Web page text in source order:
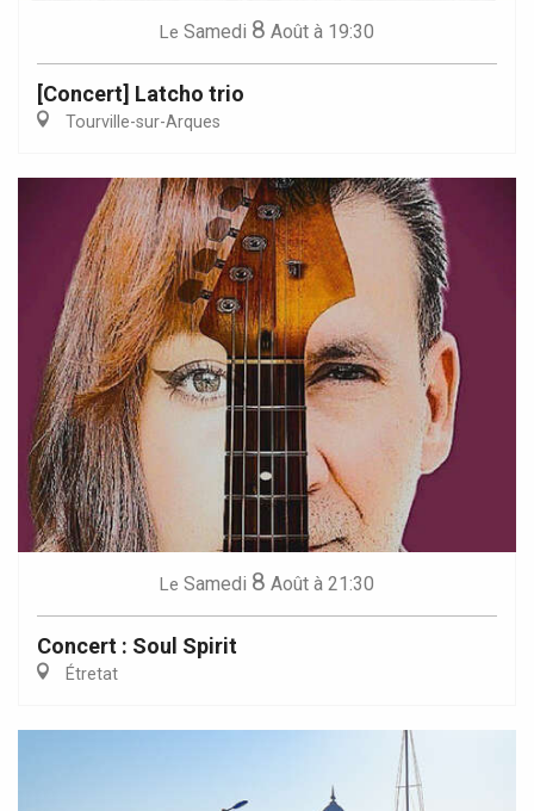
Le Samedi 8 Août à 19:30
[Concert] Latcho trio
Tourville-sur-Arques
Le Samedi 8 Août à 21:30
Concert : Soul Spirit
Étretat